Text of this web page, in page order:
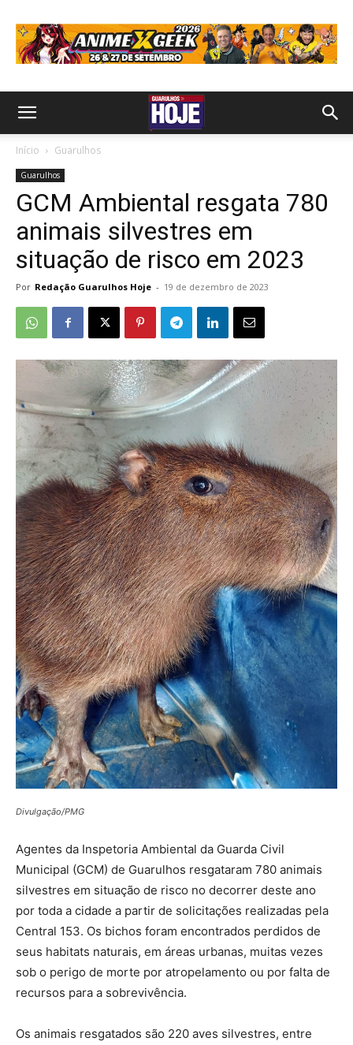
Início Guarulhos
Guarulhos
GCM Ambiental resgata 780
animais silvestres em
situação de risco em 2023
Por Redação Guarulhos Hoje - 19 de dezembro de 2023
Divulgação/PMG
Agentes da Inspetoria Ambiental da Guarda Civil
Municipal (GCM) de Guarulhos resgataram 780 animais
silvestres em situação de risco no decorrer deste ano
por toda a cidade a partir de solicitações realizadas pela
Central 153. Os bichos foram encontrados perdidos de
seus habitats naturais, em áreas urbanas, muitas vezes
sob o perigo de morte por atropelamento ou por falta de
recursos para a sobrevivência.
Os animais resgatados são 220 aves silvestres, entre